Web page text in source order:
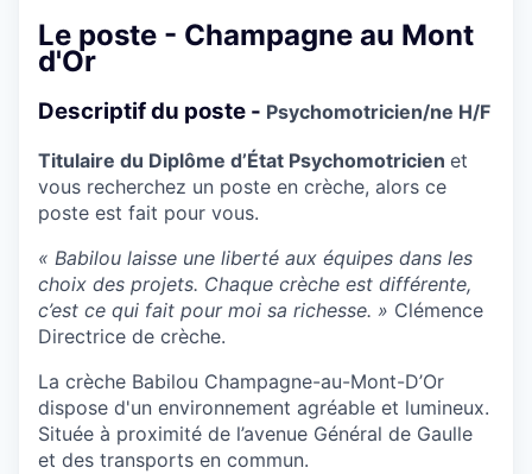
Le poste - Champagne au Mont
d'Or
Descriptif du poste - Psychomotricien/ne H/F
Titulaire du Diplôme d’État Psychomotricien et
vous recherchez un poste en crèche, alors ce
poste est fait pour vous.
« Babilou laisse une liberté aux équipes dans les
choix des projets. Chaque crèche est différente,
c’est ce qui fait pour moi sa richesse. » Clémence
Directrice de crèche.
La crèche Babilou Champagne-au-Mont-D’Or
dispose d'un environnement agréable et lumineux.
Située à proximité de l’avenue Général de Gaulle
et des transports en commun.